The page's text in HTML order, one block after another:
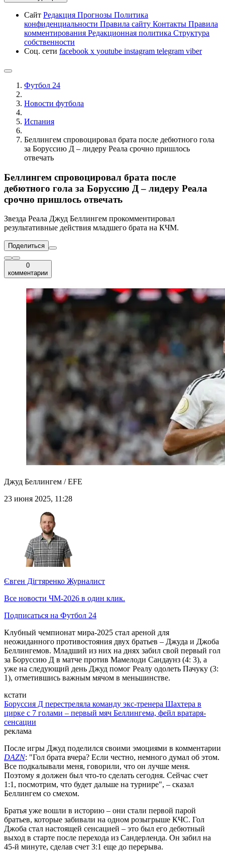
Сайт Редакция Прогнозы Политика
конфиденциальности Правила сайту Контакты Правила
комментирования Редакционная политика Структура
собственности
Соц. сети facebook x youtube instagram telegram viber
Футбол 24
Новости футбола
Испания
Беллингем спровоцировал брата после дебютного гола
за Боруссию Д – лидеру Реала срочно пришлось
отвечать
Беллингем спровоцировал брата после
дебютного гола за Боруссию Д – лидеру Реала
срочно пришлось отвечать
Звезда Реала Джуд Беллингем прокомментировал
результативные действия младшего брата на КЧМ.
Поделиться
0
комментарии
Джуд Беллингем / EFE
23 июня 2025, 11:28
Євген Дігтяренко Журналист
Все новости ЧМ-2026 в один клик.
Подписаться на Футбол 24
Клубный чемпионат мира-2025 стал ареной для
неожиданного противостояния двух братьев – Джуда и Джоба
Беллингемов. Младший из них на днях забил свой первый гол
за Боруссию Д в матче против Мамелоди Сандаунз (4: 3), а
уже на следующий день Джуд помог Реалу одолеть Пачуку (3:
1), отметившись важным мячом в меньшинстве.
кстати
Боруссия Д перестреляла команду экс-тренера Шахтера в
цирке с 7 голами – первый мяч Беллингема, фейл вратаря-
сенсации
реклама
После игры Джуд поделился своими эмоциями в комментарии
DAZN: "Гол брата вчера? Если честно, немного думал об этом.
Все подкалывали меня, говорили, что он лучше меня.
Поэтому я должен был что-то сделать сегодня. Сейчас счет
1:1, посмотрим, что будет дальше на турнире", – сказал
Беллингем со смехом.
Братья уже вошли в историю – они стали первой парой
братьев, которые забивали на одном розыгрыше КЧС. Гол
Джоба стал настоящей сенсацией – это был его дебютный
выход в старте после перехода из Сандерленда. Он забил на
45-й минуте, сделав счет 3:1 еще до перерыва.